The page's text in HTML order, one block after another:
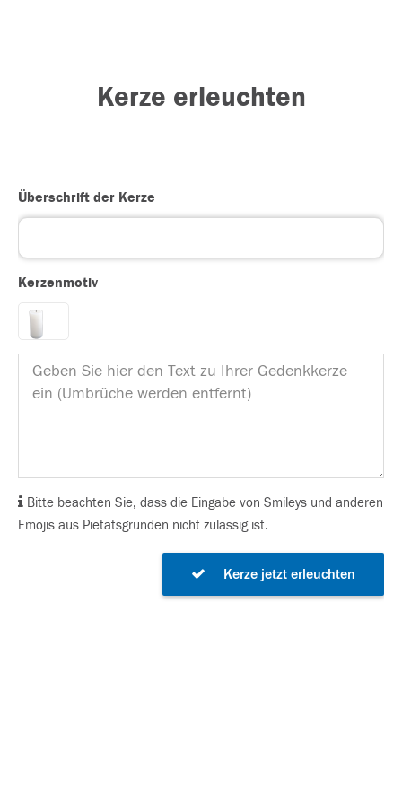
Kerze erleuchten
Überschrift der Kerze
Kerzenmotiv
Bitte beachten Sie, dass die Eingabe von Smileys und anderen
Emojis aus Pietätsgründen nicht zulässig ist.
Kerze jetzt erleuchten